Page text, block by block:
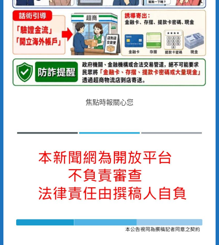
焦點時報關心您